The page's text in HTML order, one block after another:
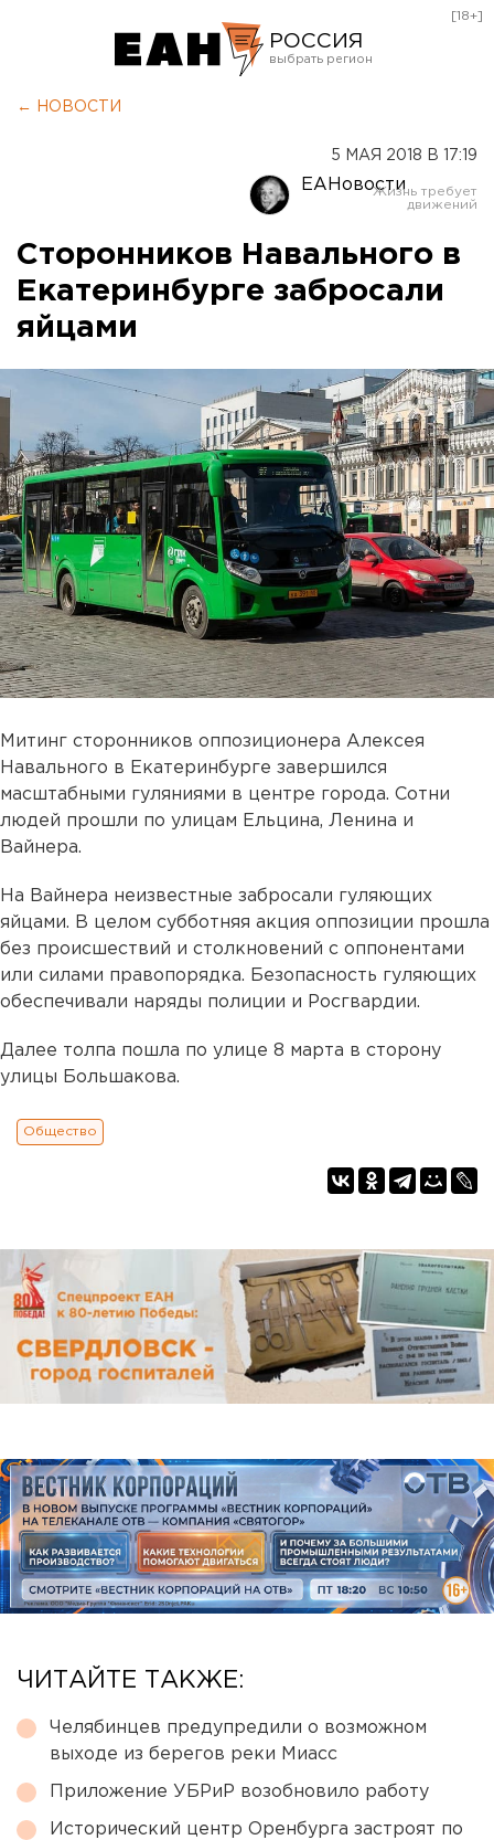
РОССИЯ
Оренбург
[18+]
← НОВОСТИ
5 МАЯ 2018 В 17:19
ЕАНовости
Сторонников Навального в
Екатеринбурге забросали
яйцами
Митинг сторонников оппозиционера Алексея
Навального в Екатеринбурге завершился
масштабными гуляниями в центре города. Сотни
людей прошли по улицам Ельцина, Ленина и
Вайнера.
На Вайнера неизвестные забросали гуляющих
яйцами. В целом субботняя акция оппозиции прошла
без происшествий и столкновений с оппонентами
или силами правопорядка. Безопасность гуляющих
обеспечивали наряды полиции и Росгвардии.
Далее толпа пошла по улице 8 марта в сторону
улицы Большакова.
Общество
ЧИТАЙТЕ ТАКЖЕ:
Челябинцев предупредили о возможном
выходе из берегов реки Миасс
Приложение УБРиР возобновило работу
Исторический центр Оренбурга застроят по